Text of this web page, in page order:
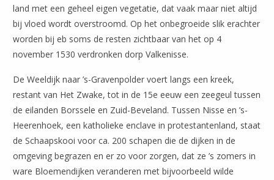
land met een geheel eigen vegetatie, dat vaak maar niet altijd
bij vloed wordt overstroomd. Op het onbegroeide slik erachter
worden bij eb soms de resten zichtbaar van het op 4
november 1530 verdronken dorp Valkenisse.
De Weeldijk naar ’s-Gravenpolder voert langs een kreek,
restant van Het Zwake, tot in de 15e eeuw een zeegeul tussen
de eilanden Borssele en Zuid-Beveland. Tussen Nisse en ’s-
Heerenhoek, een katholieke enclave in protestantenland, staat
de Schaapskooi voor ca. 200 schapen die de dijken in de
omgeving begrazen en er zo voor zorgen, dat ze ’s zomers in
ware Bloemendijken veranderen met bijvoorbeeld wilde
Leaflet| ©OpenStreetMap